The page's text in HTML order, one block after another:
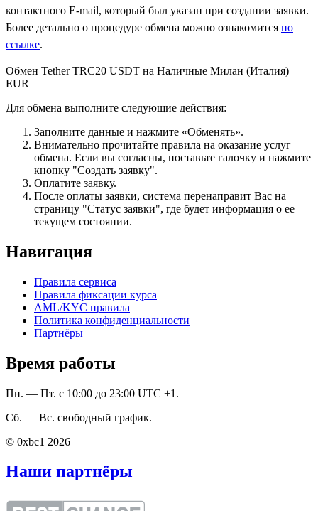
контактного Е-mail, который был указан при создании заявки.
Более детально о процедуре обмена можно ознакомится по
ссылке.
Обмен Tether TRC20 USDT на Наличные Милан (Италия)
EUR
Для обмена выполните следующие действия:
Заполните данные и нажмите «Обменять».
Внимательно прочитайте правила на оказание услуг
обмена. Если вы согласны, поставьте галочку и нажмите
кнопку "Создать заявку".
Оплатите заявку.
После оплаты заявки, система перенаправит Вас на
страницу "Статус заявки", где будет информация о ее
текущем состоянии.
Навигация
Правила сервиса
Правила фиксации курса
AML/KYC правила
Политика конфиденциальности
Партнёры
Время работы
Пн. — Пт. с 10:00 до 23:00 UTC +1.
Сб. — Вс. свободный график.
© 0xbc1 2026
Наши партнёры